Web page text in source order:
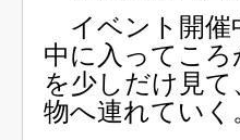
イベント開催
中に入ってこ
を少しだけ見
物へ連れていく